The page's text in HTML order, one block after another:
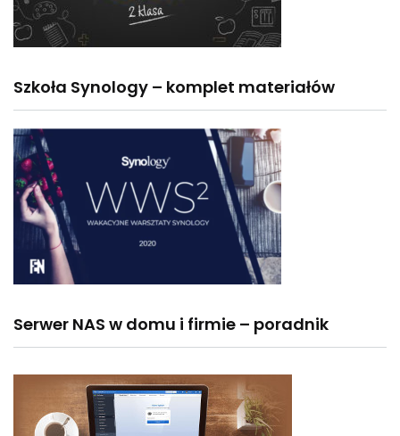
Szkoła Synology – komplet materiałów
Serwer NAS w domu i firmie – poradnik